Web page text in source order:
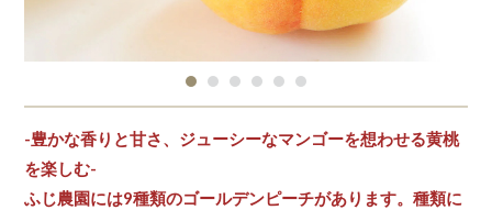
-豊かな香りと甘さ、ジューシーなマンゴーを想わせる黄桃
を楽しむ-
ふじ農園には9種類のゴールデンピーチがあります。種類に